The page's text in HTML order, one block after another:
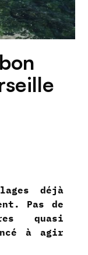
déjà
Pas de
quasi
à agir